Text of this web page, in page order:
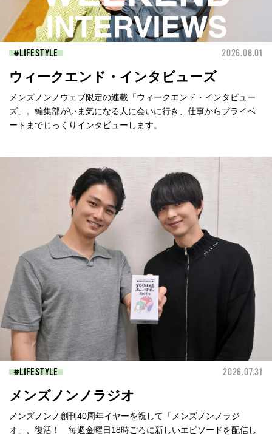
LIFESTYLE 2026.08.01
ウィークエンド・インタビューズ
メンズノンノウェブ限定の連載「ウィークエンド・インタビュー
ズ」。編集部がいま気になる人に会いに行き、仕事からプライベ
ートまでじっくりインタビューします。
LIFESTYLE 2026.07.31
メンズノンノラジオ
メンズノンノ創刊40周年イヤーを祝して「メンズノンノラジ
オ」、復活！ 毎週金曜日18時ごろに新しいエピソードを配信し